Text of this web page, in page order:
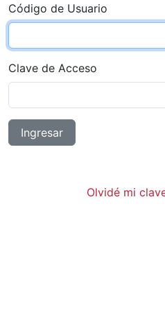
Código de Usuario
Clave de Acceso
Ingresar
Olvidé mi